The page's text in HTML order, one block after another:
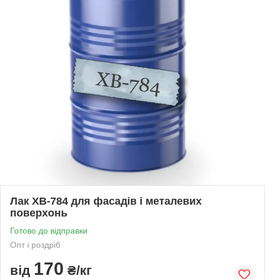
Лак ХВ-784 для фасадів і металевих
поверхонь
Готово до відправки
Опт і роздріб
від 170 ₴/кг